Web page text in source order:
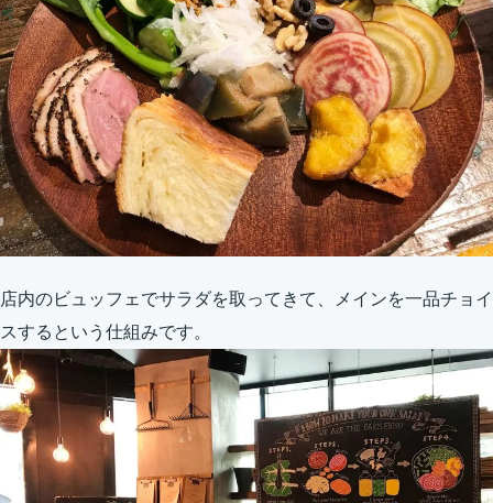
店内のビュッフェでサラダを取ってきて、メインを一品チョイ
スするという仕組みです。